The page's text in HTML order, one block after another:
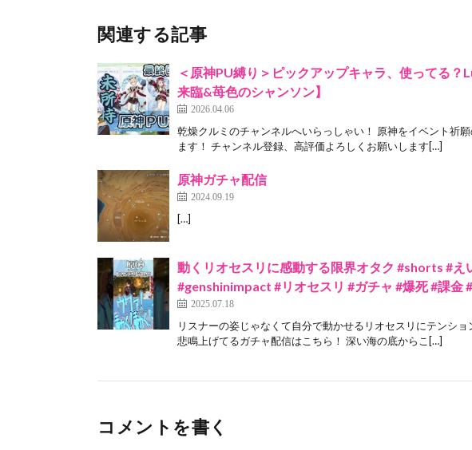
関連する記事
＜原神PU縛り＞ピックアップキャラ、使ってる
来臨&苺色のシャンソン】
2026.04.06
乾燥クルミのチャンネルへいらっしゃい！ 原神をイベント祈
ます！ チャンネル登録、高評価よろしくお願いします[…]
原神ガチャ配信
2024.09.19
[…]
動くリオセスリに感動する限界オタク #shorts #
#genshinimpact #リオセスリ #ガチャ #爆死 #課金
2025.07.18
リスナーの姿じゃなくて自分で動かせるリオセスリにテンシ
悲鳴上げてるガチャ配信はこちら！ 深い海の底からこ[…]
コメントを書く